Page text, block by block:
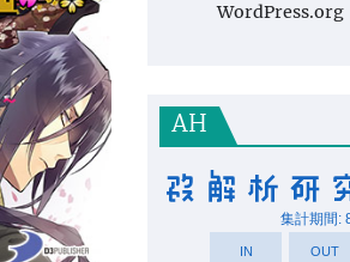
WordPress.org
AH